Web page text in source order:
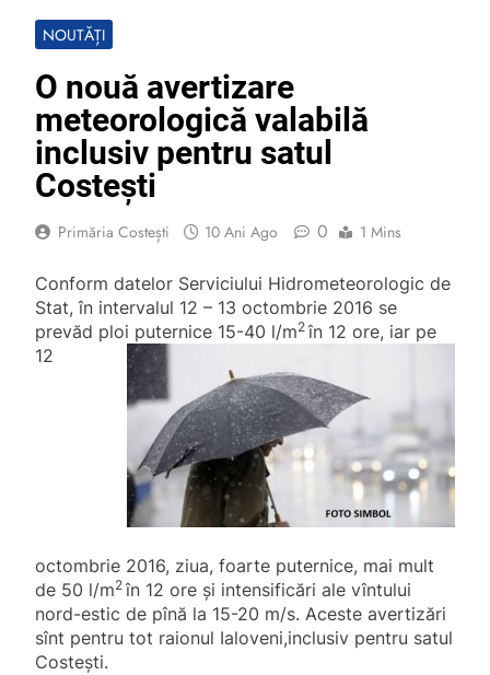
NOUTĂȚI
O nouă avertizare
meteorologică valabilă
inclusiv pentru satul
Costești
Primăria Costești 10 Ani Ago 0 1 Mins
Conform datelor Serviciului Hidrometeorologic de
Stat, în intervalul 12 – 13 octombrie 2016 se
prevăd ploi puternice 15-40 l/m2în 12 ore, iar pe
12
octombrie 2016, ziua, foarte puternice, mai mult
de 50 l/m2în 12 ore și intensificări ale vîntului
nord-estic de pînă la 15-20 m/s. Aceste avertizări
sînt pentru tot raionul Ialoveni,inclusiv pentru satul
Costești.